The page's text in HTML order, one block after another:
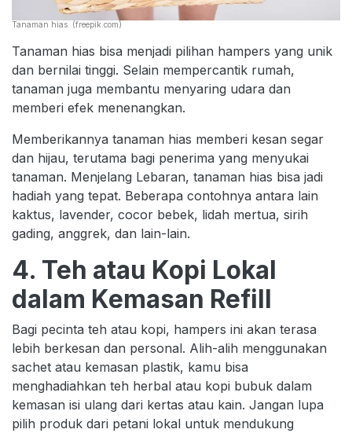
Tanaman hias. (freepik.com)
Tanaman hias bisa menjadi pilihan hampers yang unik
dan bernilai tinggi. Selain mempercantik rumah,
tanaman juga membantu menyaring udara dan
memberi efek menenangkan.
Memberikannya tanaman hias memberi kesan segar
dan hijau, terutama bagi penerima yang menyukai
tanaman. Menjelang Lebaran, tanaman hias bisa jadi
hadiah yang tepat. Beberapa contohnya antara lain
kaktus, lavender, cocor bebek, lidah mertua, sirih
gading, anggrek, dan lain-lain.
4. Teh atau Kopi Lokal
dalam Kemasan Refill
Bagi pecinta teh atau kopi, hampers ini akan terasa
lebih berkesan dan personal. Alih-alih menggunakan
sachet atau kemasan plastik, kamu bisa
menghadiahkan teh herbal atau kopi bubuk dalam
kemasan isi ulang dari kertas atau kain. Jangan lupa
pilih produk dari petani lokal untuk mendukung